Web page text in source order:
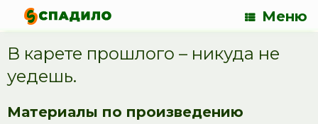
Меню
В карете прошлого – никуда не
уедешь.
Материалы по произведению